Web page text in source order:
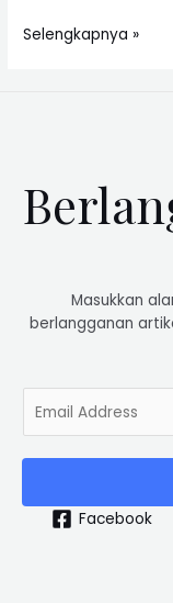
Selengkapnya »
Masukkan
berlangganan
m
i
Facebook